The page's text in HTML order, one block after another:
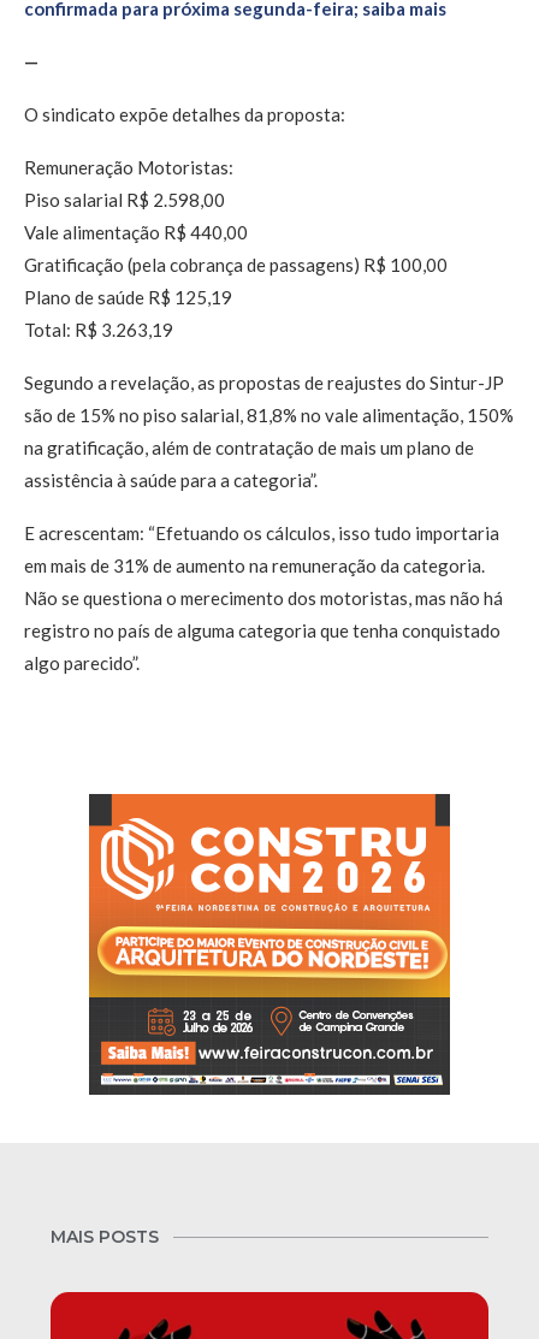
confirmada para próxima segunda-feira; saiba mais
—
O sindicato expõe detalhes da proposta:
Remuneração Motoristas:
Piso salarial R$ 2.598,00
Vale alimentação R$ 440,00
Gratificação (pela cobrança de passagens) R$ 100,00
Plano de saúde R$ 125,19
Total: R$ 3.263,19
Segundo a revelação, as propostas de reajustes do Sintur-JP
são de 15% no piso salarial, 81,8% no vale alimentação, 150%
na gratificação, além de contratação de mais um plano de
assistência à saúde para a categoria”.
E acrescentam: “Efetuando os cálculos, isso tudo importaria
em mais de 31% de aumento na remuneração da categoria.
Não se questiona o merecimento dos motoristas, mas não há
registro no país de alguma categoria que tenha conquistado
algo parecido”.
MAIS POSTS